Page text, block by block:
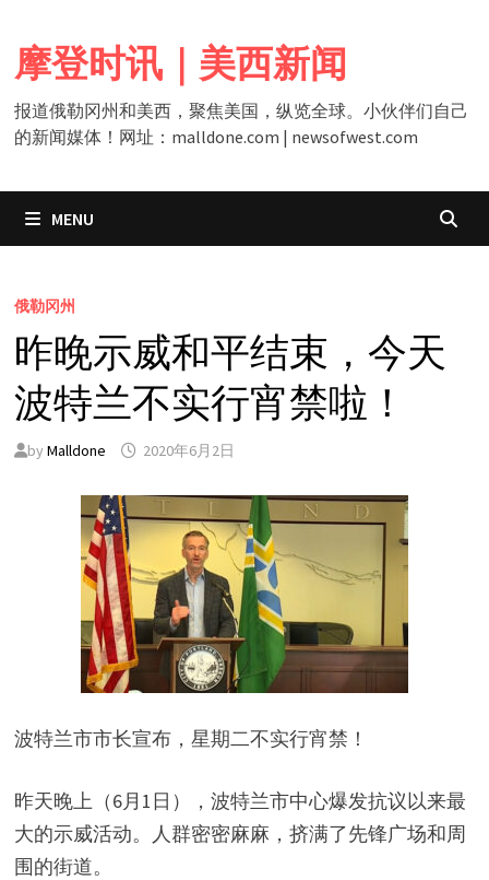
content
摩登时讯｜美西新闻
报道俄勒冈州和美西，聚焦美国，纵览全球。小伙伴们自己
的新闻媒体！网址：malldone.com | newsofwest.com
MENU
俄勒冈州
昨晚示威和平结束，今天
波特兰不实行宵禁啦！
by Malldone 2020年6月2日
波特兰市市长宣布，星期二不实行宵禁！
昨天晚上（6月1日），波特兰市中心爆发抗议以来最
大的示威活动。人群密密麻麻，挤满了先锋广场和周
围的街道。